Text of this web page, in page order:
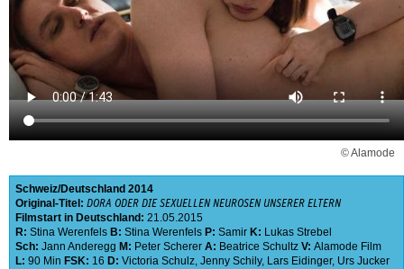
© Alamode
Schweiz Deutschland 2014
Original-Titel: DORA ODER DIE SEXUELLEN NEUROSEN UNSERER ELTERN
Filmstart in Deutschland: 21.05.2015
R: Stina Werenfels B: Stina Werenfels P: Samir K: Lukas Strebel
Sch: Jann Anderegg M: Peter Scherer A: Beatrice Schultz V: Alamode Film
L: 90 Min FSK: 16 D: Victoria Schulz, Jenny Schily, Lars Eidinger, Urs Jucker